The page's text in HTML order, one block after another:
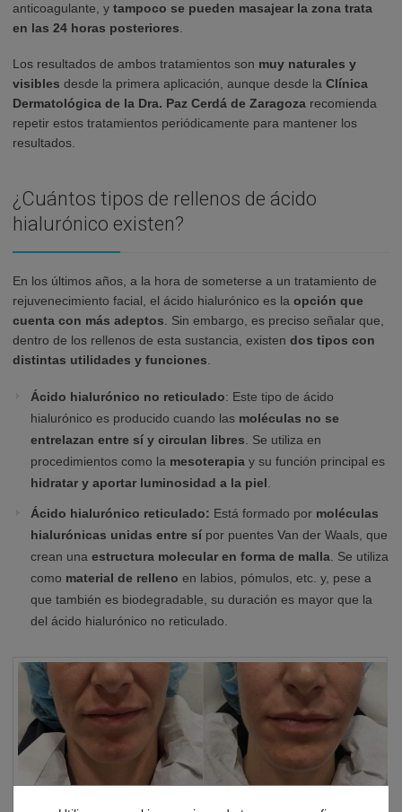
anticoagulante, y tampoco se pueden masajear la zona trata
en las 24 horas posteriores
Los resultados de ambos tratamientos son muy naturales y
visibles desde la primera aplicación, aunque desde la Clínica
Dermatológica de la Dra. Paz Cerdá de Zaragoza recomienda
repetir estos tratamientos periódicamente para mantener los
resultados.
¿Cuántos tipos de rellenos de ácido
hialurónico existen?
En los últimos años, a la hora de someterse a un tratamiento de
rejuvenecimiento facial, el ácido hialurónico es la opción que
cuenta con más adeptos . Sin embargo, es preciso señalar que,
dentro de los rellenos de esta sustancia, existen dos tipos con
distintas utilidades y funciones
Ácido hialurónico no reticulado: Este tipo de ácido
hialurónico es producido cuando las moléculas no se
entrelazan entre sí y circulan libres . Se utiliza en
procedimientos como la mesoterapia y su función principal es
hidratar y aportar luminosidad a la piel
Ácido hialurónico reticulado: Está formado por moléculas
hialurónicas unidas entre sí por puentes Van der Waals, que
crean una estructura molecular en forma de malla . Se utiliza
como material de relleno en labios, pómulos, etc. y, pese a
que también es biodegradable, su duración es mayor que la
del ácido hialurónico no reticulado.